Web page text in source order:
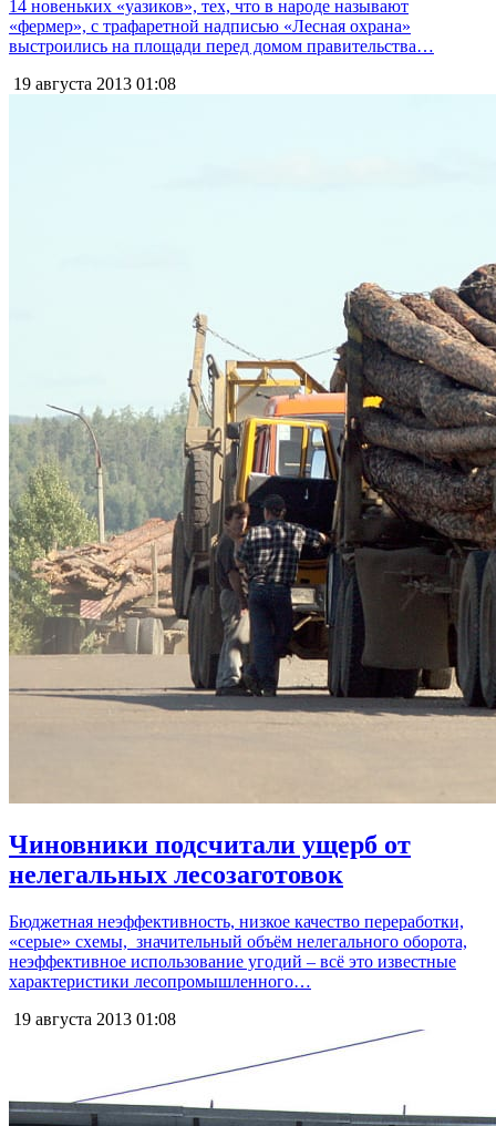
14 новеньких «уазиков», тех, что в народе называют
«фермер», с трафаретной надписью «Лесная охрана»
выстроились на площади перед домом правительства…
19 августа 2013 01:08
Чиновники подсчитали ущерб от
нелегальных лесозаготовок
Бюджетная неэффективность, низкое качество переработки,
«серые» схемы, значительный объём нелегального оборота,
неэффективное использование угодий – всё это известные
характеристики лесопромышленного…
19 августа 2013 01:08